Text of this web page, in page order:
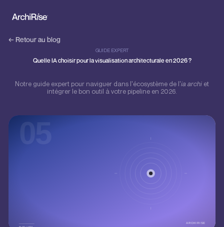
← Retour au blog
GUIDE EXPERT
Quelle IA choisir pour la visualisation architecturale en 2026 ?
Notre guide expert pour naviguer dans l'écosystème de l'ia archi et
intégrer le bon outil à votre pipeline en 2026.
05
ARCHIRISE